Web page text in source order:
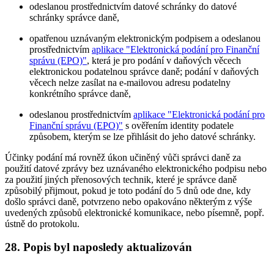
odeslanou prostřednictvím datové schránky do datové
schránky správce daně,
opatřenou uznávaným elektronickým podpisem a odeslanou
prostřednictvím aplikace "Elektronická podání pro Finanční
správu (EPO)", která je pro podání v daňových věcech
elektronickou podatelnou správce daně; podání v daňových
věcech nelze zasílat na e-mailovou adresu podatelny
konkrétního správce daně,
odeslanou prostřednictvím aplikace "Elektronická podání pro
Finanční správu (EPO)" s ověřením identity podatele
způsobem, kterým se lze přihlásit do jeho datové schránky.
Účinky podání má rovněž úkon učiněný vůči správci daně za
použití datové zprávy bez uznávaného elektronického podpisu nebo
za použití jiných přenosových technik, které je správce daně
způsobilý přijmout, pokud je toto podání do 5 dnů ode dne, kdy
došlo správci daně, potvrzeno nebo opakováno některým z výše
uvedených způsobů elektronické komunikace, nebo písemně, popř.
ústně do protokolu.
28. Popis byl naposledy aktualizován